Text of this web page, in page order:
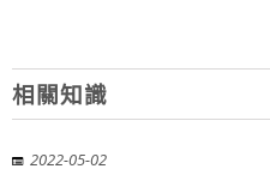
相關知識
2022-05-02